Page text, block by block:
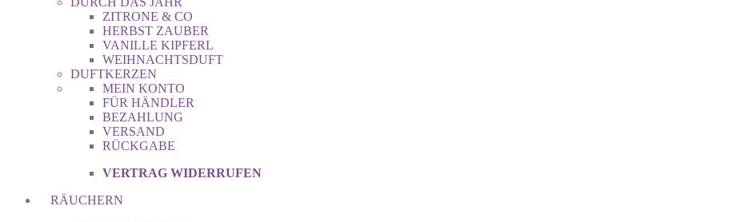
ZITRONE & CO
HERBST ZAUBER
VANILLE KIPFERL
WEIHNACHTSDUFT
DUFTKERZEN
MEIN KONTO
FÜR HÄNDLER
BEZAHLUNG
VERSAND
RÜCKGABE
VERTRAG WIDERRUFEN
RÄUCHERN